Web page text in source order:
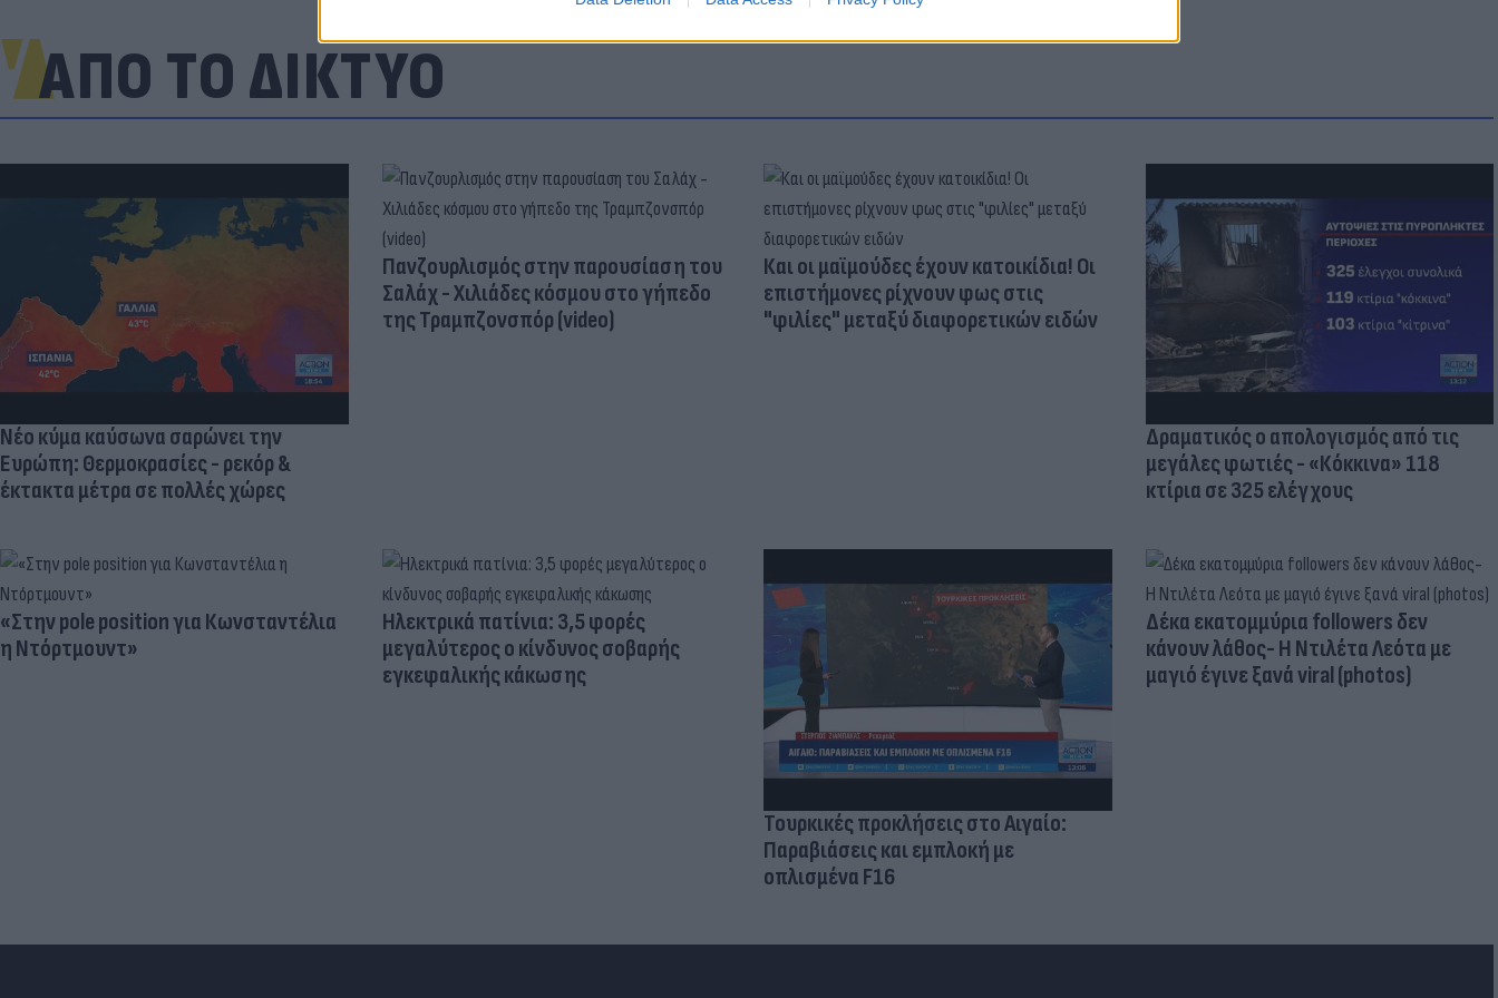
ΑΠΟ ΤΟ ΔΙΚΤΥΟ
Νέο κύμα καύσωνα σαρώνει την
Ευρώπη: Θερμοκρασίες - ρεκόρ &
έκτακτα μέτρα σε πολλές χώρες
Πανζουρλισμός στην παρουσίαση του
Σαλάχ - Χιλιάδες κόσμου στο γήπεδο
της Τραμπζονσπόρ (video)
Και οι μαϊμούδες έχουν κατοικίδια! Οι
επιστήμονες ρίχνουν φως στις
"φιλίες" μεταξύ διαφορετικών ειδών
Δραματικός ο απολογισμός από τις
μεγάλες φωτιές - «Κόκκινα» 118
κτίρια σε 325 ελέγχους
«Στην pole position για Κωνσταντέλια
η Ντόρτμουντ»
Ηλεκτρικά πατίνια: 3,5 φορές
μεγαλύτερος ο κίνδυνος σοβαρής
εγκεφαλικής κάκωσης
Τουρκικές προκλήσεις στο Αιγαίο:
Παραβιάσεις και εμπλοκή με
οπλισμένα F16
Δέκα εκατομμύρια followers δεν
κάνουν λάθος- Η Ντιλέτα Λεότα με
μαγιό έγινε ξανά viral (photos)